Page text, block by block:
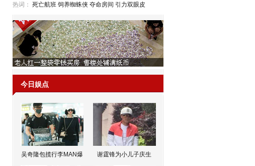
热词： 死亡航班 饲养蜘蛛侠 夺命房间 引力双眼皮
今日娱点
吴奇隆包揽行李MAN爆 谢霆锋为小儿子庆生